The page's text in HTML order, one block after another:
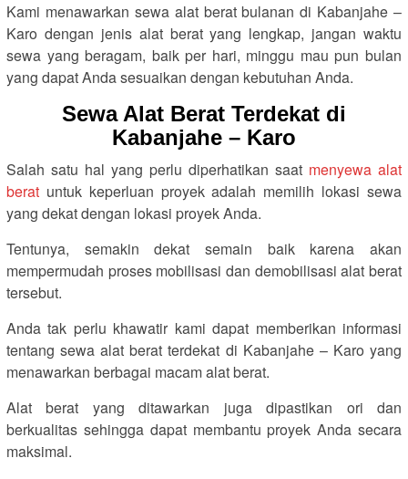
Kami menawarkan sewa alat berat bulanan di Kabanjahe –
Karo dengan jenis alat berat yang lengkap, jangan waktu
sewa yang beragam, baik per hari, minggu mau pun bulan
yang dapat Anda sesuaikan dengan kebutuhan Anda.
Sewa Alat Berat Terdekat di
Kabanjahe – Karo
Salah satu hal yang perlu diperhatikan saat menyewa alat
berat untuk keperluan proyek adalah memilih lokasi sewa
yang dekat dengan lokasi proyek Anda.
Tentunya, semakin dekat semain baik karena akan
mempermudah proses mobilisasi dan demobilisasi alat berat
tersebut.
Anda tak perlu khawatir kami dapat memberikan informasi
tentang sewa alat berat terdekat di Kabanjahe – Karo yang
menawarkan berbagai macam alat berat.
Alat berat yang ditawarkan juga dipastikan ori dan
berkualitas sehingga dapat membantu proyek Anda secara
maksimal.